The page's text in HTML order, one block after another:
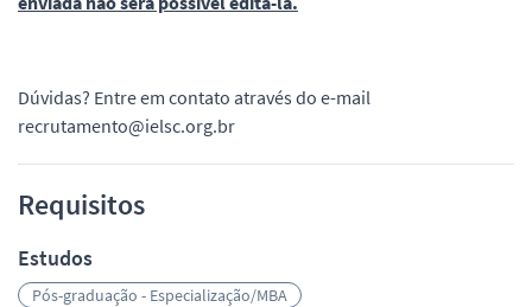
Dúvidas? Entre em contato através do e-mail
recrutamento@ielsc.org.br
Requisitos
Estudos
Pós-graduação - Especialização/MBA